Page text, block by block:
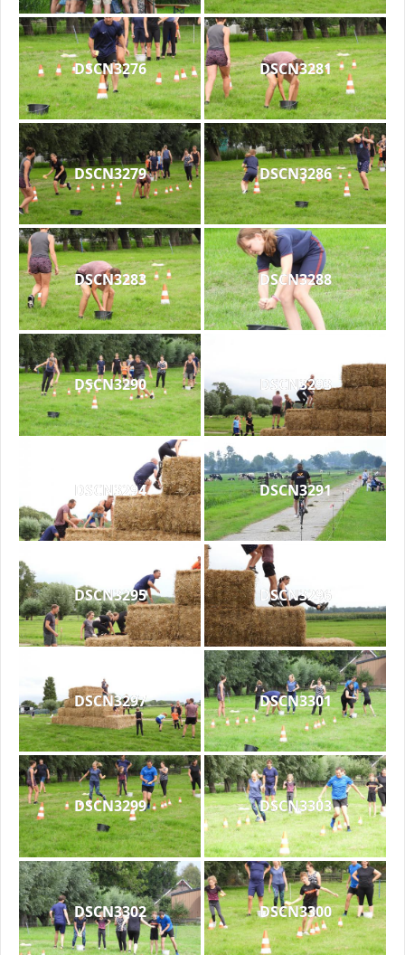
DSCN3276 DSCN3281
DSCN3279 DSCN3286
DSCN3283 DSCN3288
DSCN3290 DSCN3293
DSCN3294 DSCN3291
DSCN3295 DSCN3296
DSCN3297 DSCN3301
DSCN3299 DSCN3303
DSCN3302 DSCN3300